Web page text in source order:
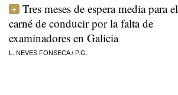
Tres meses de espera media para el
carné de conducir por la falta de
examinadores en Galicia
L. NEVES FONSECA/ P.G.